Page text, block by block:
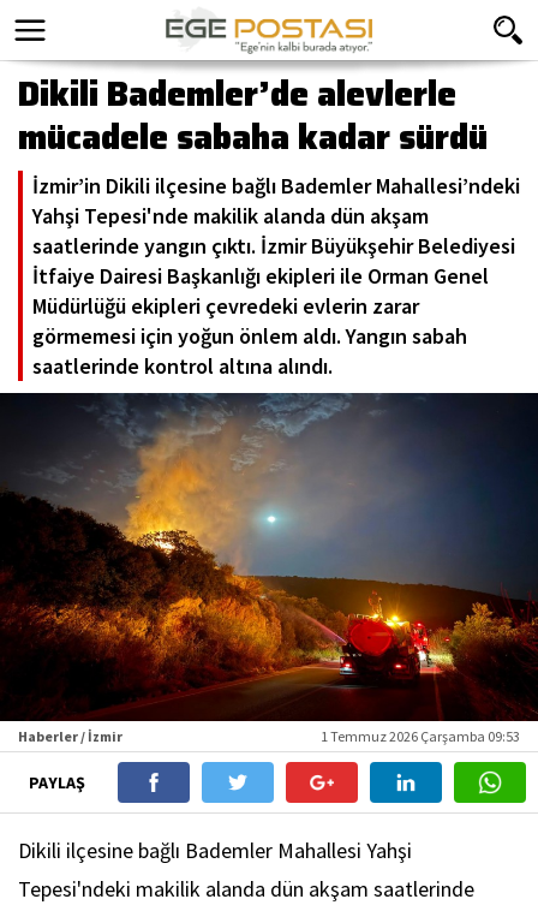
Dikili Bademler’de alevlerle
mücadele sabaha kadar sürdü
İzmir’in Dikili ilçesine bağlı Bademler Mahallesi’ndeki
Yahşi Tepesi'nde makilik alanda dün akşam
saatlerinde yangın çıktı. İzmir Büyükşehir Belediyesi
İtfaiye Dairesi Başkanlığı ekipleri ile Orman Genel
Müdürlüğü ekipleri çevredeki evlerin zarar
görmemesi için yoğun önlem aldı. Yangın sabah
saatlerinde kontrol altına alındı.
Haberler / İzmir 1 Temmuz 2026 Çarşamba 09:53
PAYLAŞ
Dikili ilçesine bağlı Bademler Mahallesi Yahşi
Tepesi'ndeki makilik alanda dün akşam saatlerinde